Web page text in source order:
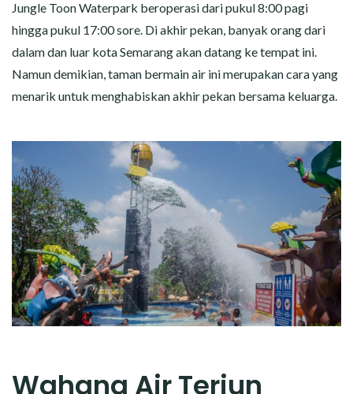
Jungle Toon Waterpark beroperasi dari pukul 8:00 pagi
hingga pukul 17:00 sore. Di akhir pekan, banyak orang dari
dalam dan luar kota Semarang akan datang ke tempat ini.
Namun demikian, taman bermain air ini merupakan cara yang
menarik untuk menghabiskan akhir pekan bersama keluarga.
Wahana Air Terjun